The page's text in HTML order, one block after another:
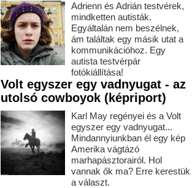
Adrienn és Adrián testvérek,
mindketten autisták.
Egyáltalán nem beszélnek,
ám találtak egy másik utat a
kommunikációhoz. Egy
autista testvérpár
fotókiállítása!
Volt egyszer egy vadnyugat - az
utolsó cowboyok (képriport)
Karl May regényei és a Volt
egyszer egy vadnyugat...
Mindannyiunkban él egy kép
Amerika vágtázó
marhapásztorairól. Hol
vannak ők ma? Erre kerestük
a választ.